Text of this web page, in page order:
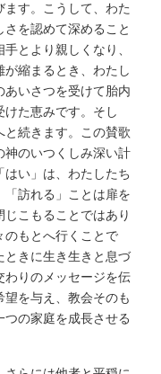
す。こうして、わた
を認めて深めること
とより親しくなり、
縮まるとき、わたし
あいさつを受けて胎内
た恵みです。そし
と続きます。この賛歌
神のいつくしみ深い計
い」は、わたしたち
「訪れる」ことは扉を
こもることではあり
のもとへ行くことで
ときに生き生きと息づ
わりのメッセージを伝
を与え、教会そのも
の家庭を成長させる